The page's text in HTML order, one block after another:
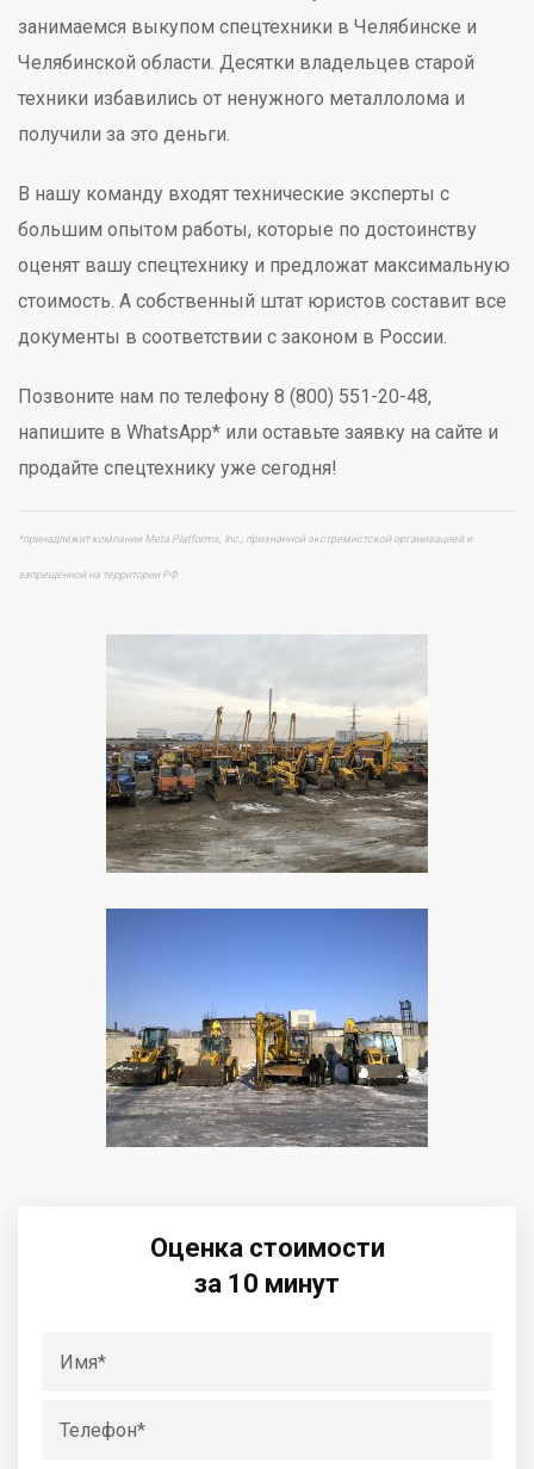
занимаемся выкупом спецтехники в Челябинске и
Челябинской области. Десятки владельцев старой
техники избавились от ненужного металлолома и
получили за это деньги.
В нашу команду входят технические эксперты с
большим опытом работы, которые по достоинству
оценят вашу спецтехнику и предложат максимальную
стоимость. А собственный штат юристов составит все
документы в соответствии с законом в России.
Позвоните нам по телефону 8 (800) 551-20-48,
напишите в WhatsApp* или оставьте заявку на сайте и
продайте спецтехнику уже сегодня!
*принадлежит компании Meta Platforms, Inc., признанной экстремистской организацией и
запрещённой на территории РФ
Оценка стоимости
за 10 минут